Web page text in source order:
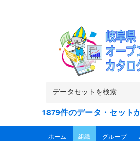
1879件のデータ・セット
ホーム 組織 グループ